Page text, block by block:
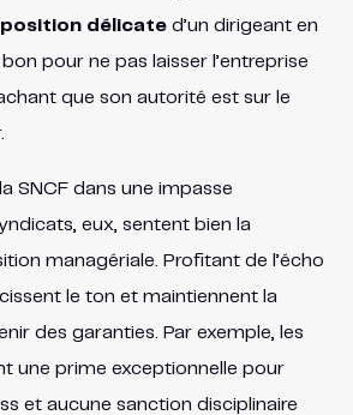
position délicated’un dirigeant en
pour ne pas laisser l’entreprise
que son autorité est sur le
SNCF dans une impasse
eux, sentent bien la
managériale. Profitant de l’écho
le ton et maintiennent la
des garanties. Par exemple, les
une prime exceptionnelle pour
et aucune sanction disciplinaire